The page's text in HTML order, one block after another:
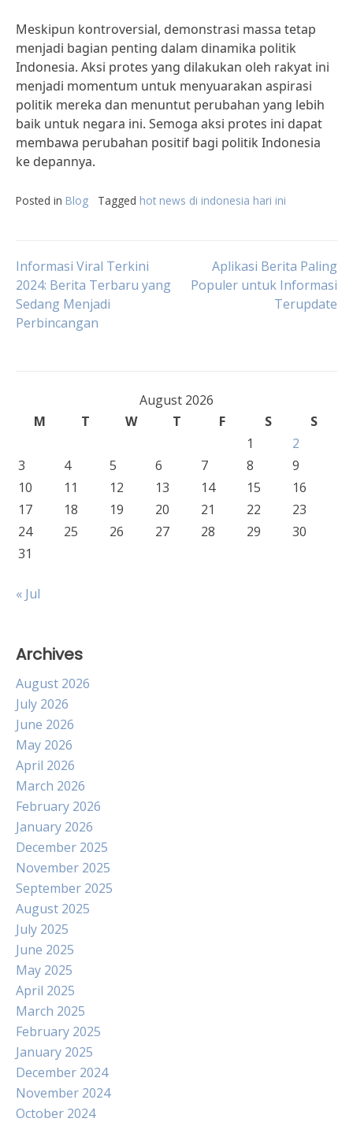
Meskipun kontroversial, demonstrasi massa tetap
menjadi bagian penting dalam dinamika politik
Indonesia. Aksi protes yang dilakukan oleh rakyat ini
menjadi momentum untuk menyuarakan aspirasi
politik mereka dan menuntut perubahan yang lebih
baik untuk negara ini. Semoga aksi protes ini dapat
membawa perubahan positif bagi politik Indonesia
ke depannya.
Posted in Blog Tagged hot news di indonesia hari ini
Post
navigation
Informasi Viral Terkini
2024: Berita Terbaru yang
Sedang Menjadi
Perbincangan
Aplikasi Berita Paling
Populer untuk Informasi
Terupdate
August 2026
M
T W T F S
S
1
2
3
4 5 6 7 8
9
10
11 12 13 14 15
16
17
18 19 20 21 22
23
24
25 26 27 28 29
30
31
« Jul
Archives
August 2026
July 2026
June 2026
May 2026
April 2026
March 2026
February 2026
January 2026
December 2025
November 2025
September 2025
August 2025
July 2025
June 2025
May 2025
April 2025
March 2025
February 2025
January 2025
December 2024
November 2024
October 2024